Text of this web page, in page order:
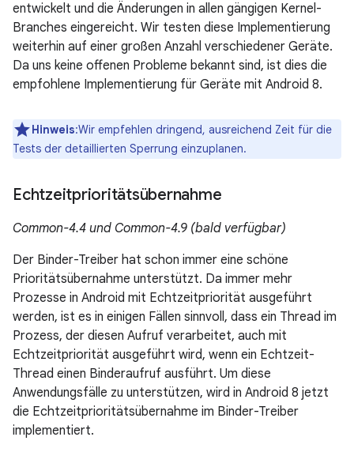
entwickelt und die Änderungen in allen gängigen Kernel-
Branches eingereicht. Wir testen diese Implementierung
weiterhin auf einer großen Anzahl verschiedener Geräte.
Da uns keine offenen Probleme bekannt sind, ist dies die
empfohlene Implementierung für Geräte mit Android 8.
Hinweis:Wir empfehlen dringend, ausreichend Zeit für die
Tests der detaillierten Sperrung einzuplanen.
Echtzeitprioritätsübernahme
Common-4.4 und Common-4.9 (bald verfügbar)
Der Binder-Treiber hat schon immer eine schöne
Prioritätsübernahme unterstützt. Da immer mehr
Prozesse in Android mit Echtzeitpriorität ausgeführt
werden, ist es in einigen Fällen sinnvoll, dass ein Thread im
Prozess, der diesen Aufruf verarbeitet, auch mit
Echtzeitpriorität ausgeführt wird, wenn ein Echtzeit-
Thread einen Binderaufruf ausführt. Um diese
Anwendungsfälle zu unterstützen, wird in Android 8 jetzt
die Echtzeitprioritätsübernahme im Binder-Treiber
implementiert.